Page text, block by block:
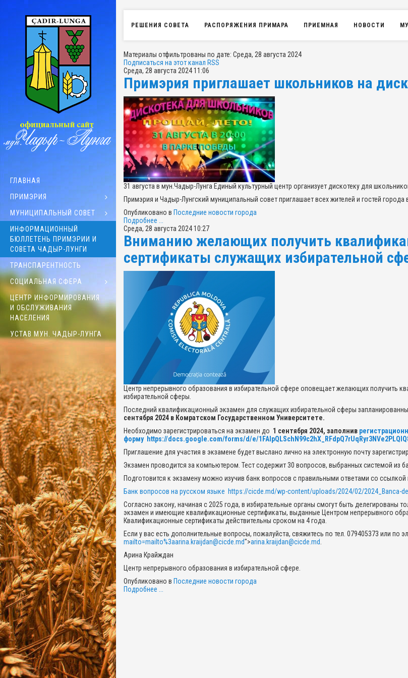
ГЛАВНАЯ
ПРИМЭРИЯ
МУНИЦИПАЛЬНЫЙ СОВЕТ
ИНФОРМАЦИОННЫЙ
БЮЛЛЕТЕНЬ ПРИМЭРИИ И
СОВЕТА ЧАДЫР-ЛУНГИ
ТРАНСПАРЕНТНОСТЬ
СОЦИАЛЬНАЯ СФЕРА
ЦЕНТР ИНФОРМИРОВАНИЯ
И ОБСЛУЖИВАНИЯ
НАСЕЛЕНИЯ
УСТАВ МУН. ЧАДЫР-ЛУНГА
РЕШЕНИЯ СОВЕТА РАСПОРЯЖЕНИЯ ПРИМАРА ПРИЕМНАЯ НОВОСТИ
Материалы отфильтрованы по дате: Среда, 28 августа 2024
Подписаться на этот канал RSS
Среда, 28 августа 2024 11:06
Примэрия приглашает школьников на
31 августа в мун.Чадыр-Лунга Единый культурный центр организует дискотеку для
Примэрия и Чадыр-Лунгский муниципальный совет приглашает всех жителей и гостей города
Опубликовано в Последние новости города
Подробнее ...
Среда, 28 августа 2024 10:27
Вниманию желающих получить
сертификаты служащих избирательной
Центр непрерывного образования в избирательной сфере оповещает желающих получить
избирательной сферы.
Последний квалификационный экзамен для служащих избирательной сферы
сентября 2024 в Комратском Государственном Университете.
Необходимо зарегистрироваться на экзамен до 1 сентября 2024, заполнив
форму https://docs.google.com/forms/d/e/
Приглашение для участия в экзамене будет выслано лично на электронную почту
Экзамен проводится за компьютером. Тест содержит 30 вопросов, выбранных системой из
Подготовится к экзамену можно изучив банк вопросов с правильными ответами со
Банк вопросов на русском языке https://cicde.md/wp-content/uploads/2024/02/2024_Banca-
Согласно закону, начиная с 2025 года, в избирательные органы смогут быть делегированы
экзамен и имеющие квалификационные сертификаты, выданные Центром непрерывного
Квалификационные сертификаты действительны сроком на 4 года.
Если у вас есть дополнительные вопросы, пожалуйста, свяжитесь по тел. 079405373 или по
mailto=mailto%3aarina.kraijdan@cicde.md">arina.kraijdan@cicde.md
Арина Крайждан
Центр непрерывного образования в избирательной сфере.
Опубликовано в Последние новости города
Подробнее ...